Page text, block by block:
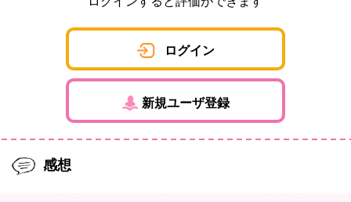
ログイン
新規ユーザ登録
感想